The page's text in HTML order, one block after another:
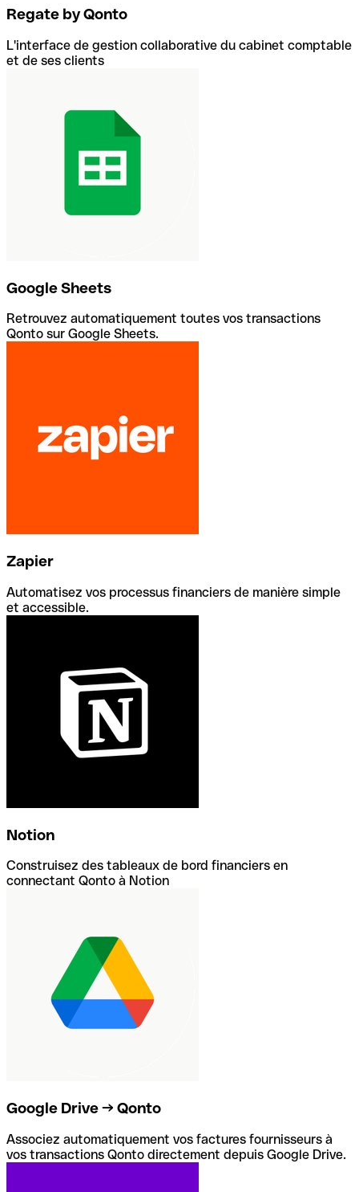
Regate by Qonto
L'interface de gestion collaborative du cabinet comptable
et de ses clients
Google Sheets
Retrouvez automatiquement toutes vos transactions
Qonto sur Google Sheets.
Zapier
Automatisez vos processus financiers de manière simple
et accessible.
Notion
Construisez des tableaux de bord financiers en
connectant Qonto à Notion
Google Drive → Qonto
Associez automatiquement vos factures fournisseurs à
vos transactions Qonto directement depuis Google Drive.